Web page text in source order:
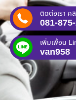
ติดต่อเรา ค
081-
เพิ่มเพื่อน
van958